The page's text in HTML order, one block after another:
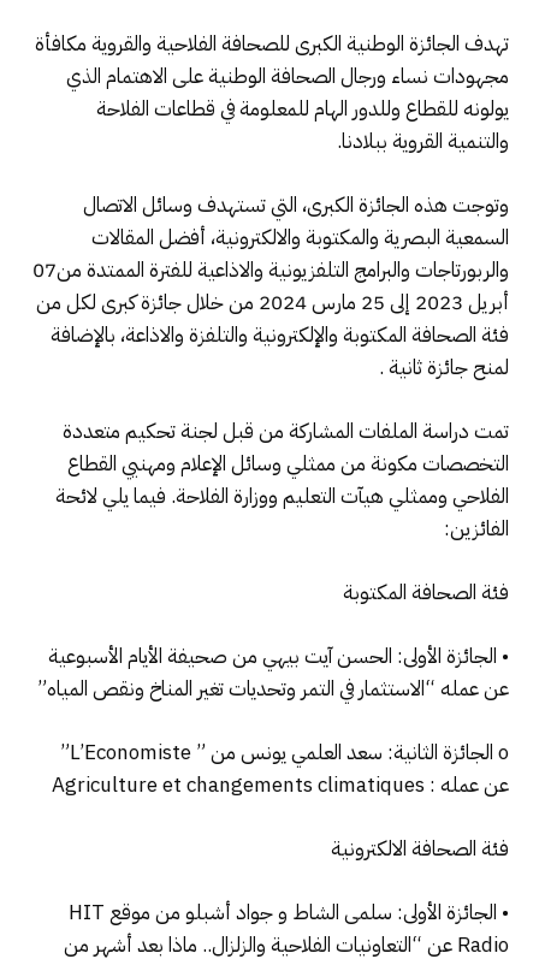
تهدف الجائزة الوطنية الكبرى للصحافة الفلاحية والقروية مكافأة
مجهودات نساء ورجال الصحافة الوطنية على الاهتمام الذي
يولونه للقطاع وللدور الهام للمعلومة في قطاعات الفلاحة
والتنمية القروية ببلادنا.
وتوجت هذه الجائزة الكبرى، التي تستهدف وسائل الاتصال
السمعية البصرية والمكتوبة والالكترونية، أفضل المقالات
والربورتاجات والبرامج التلفزيونية والاذاعية للفترة الممتدة من07
أبريل 2023 إلى 25 مارس 2024 من خلال جائزة كبرى لكل من
فئة الصحافة المكتوبة والإلكترونية والتلفزة والاذاعة، بالإضافة
لمنح جائزة ثانية .
تمت دراسة الملفات المشاركة من قبل لجنة تحكيم متعددة
التخصصات مكونة من ممثلي وسائل الإعلام ومهنيي القطاع
الفلاحي وممثلي هيآت التعليم ووزارة الفلاحة. فيما يلي لائحة
الفائزين:
فئة الصحافة المكتوبة
• الجائزة الأولى: الحسن آيت بيهي من صحيفة الأيام الأسبوعية
عن عمله “الاستثمار في التمر وتحديات تغير المناخ ونقص المياه”
o الجائزة الثانية: سعد العلمي يونس من ” L’Economiste”
عن عمله : Agriculture et changements climatiques
فئة الصحافة الالكترونية
• الجائزة الأولى: سلمى الشاط و جواد أشبلو من موقع HIT
Radio عن “التعاونيات الفلاحية والزلزال.. ماذا بعد أشهر من